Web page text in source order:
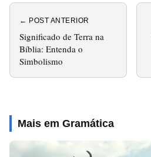
← POST ANTERIOR
Significado de Terra na
Bíblia: Entenda o
Simbolismo
Mais em Gramática